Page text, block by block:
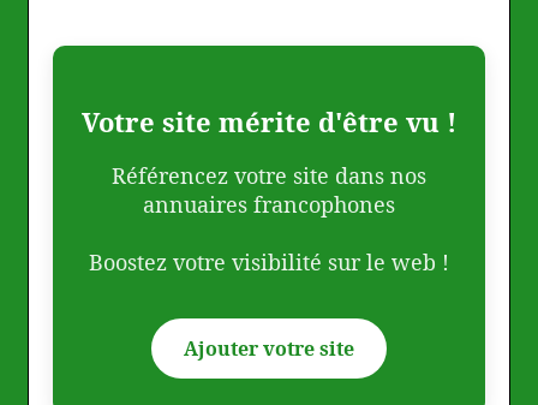
Votre site mérite d'être vu !
Référencez votre site dans nos
annuaires francophones
Boostez votre visibilité sur le web !
Ajouter votre site